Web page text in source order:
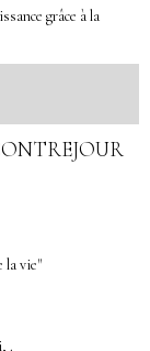
Je la
je pense.
longue
des
"la voie du
mais elle
d'en
possibilités
situations
grâce à la
la vie"
.